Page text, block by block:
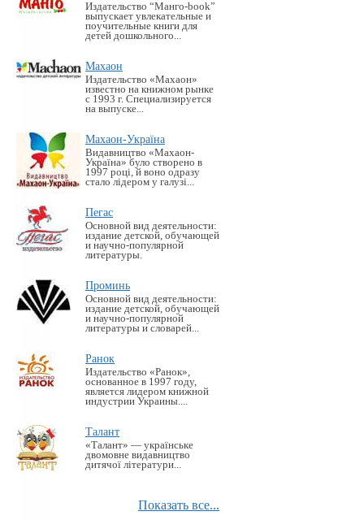
Издательство “Манго-book”
выпускает увлекательные и
поучительные книги для
детей дошкольного...
Махаон
Издательство «Махаон»
известно на книжном рынке
с 1993 г. Специализируется
на выпуске...
Махаон-Україна
Видавництво «Махаон-
Україна» було створено в
1997 році, й воно одразу
стало лідером у галузі...
Пегас
Основной вид деятельности:
издание детской, обучающей
и научно-популярной
литературы.
Проминь
Основной вид деятельности:
издание детской, обучающей
и научно-популярной
литературы и словарей...
Ранок
Издательство «Ранок»,
основанное в 1997 году,
является лидером книжной
индустрии Украины....
Талант
«Талант» — українське
двомовне видавництво
дитячої літератури...
Показать все...